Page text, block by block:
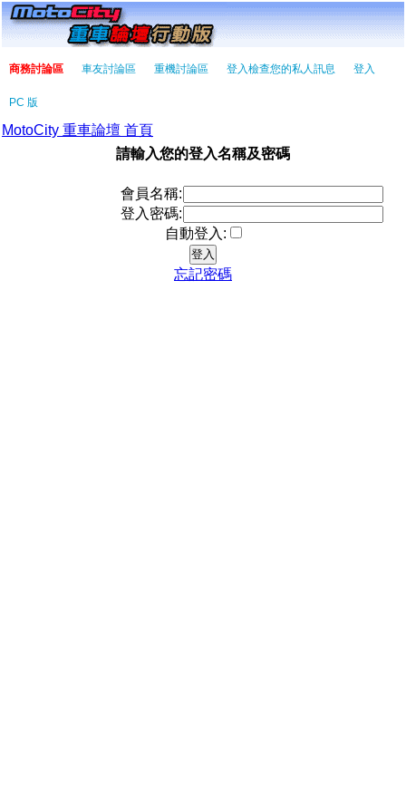
商務討論區 車友討論區 重機討論區 登入檢查您的私人訊息 登入
PC 版
MotoCity 重車論壇 首頁
請輸入您的登入名稱及密碼
會員名稱:
登入密碼:
自動登入:
忘記密碼